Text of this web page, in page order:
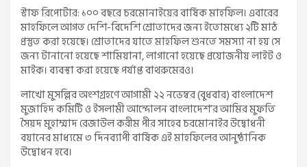
স্টাফ রিপোর্টার: ১০০ বছরে চরমোনাইয়ের বার্ষিক মাহফিল। এবারের
মাহফিলে আগত দেশি-বিদেশি শ্রোতাদের জন্য ইতোমধ্যে ২টি মাঠ
প্রস্তুত করা হয়েছে। শ্রোতাদের যাতে মাহফিল শুনতে সমস্যা না হয় সে
জন্য টানানো হয়েছে শামিয়ানা, লাগানো হয়েছে প্রয়োজনীয় লাইট ও
মাইক। ব্যবস্থা করা হয়েছে পর্যাপ্ত বাথরুমেরও।
লাখো মুসল্লির অংশগ্রহণে আগামী ২২ নভেম্বর (বুধবার) বাংলাদেশ
মুজাহিদ কমিটি ও ইসলামী আন্দোলন বাংলাদেশ’র আমির মুফতি
সৈয়দ মুহাম্মাদ রেজাউল করীম পীর সাহেব চরমোনাইর উদ্বোধনী
বয়ানের মাধ্যমে ৩ দিনব্যাপী বার্ষিক এই মাহফিলের আনুষ্ঠানিক
উদ্বোধন হবে।